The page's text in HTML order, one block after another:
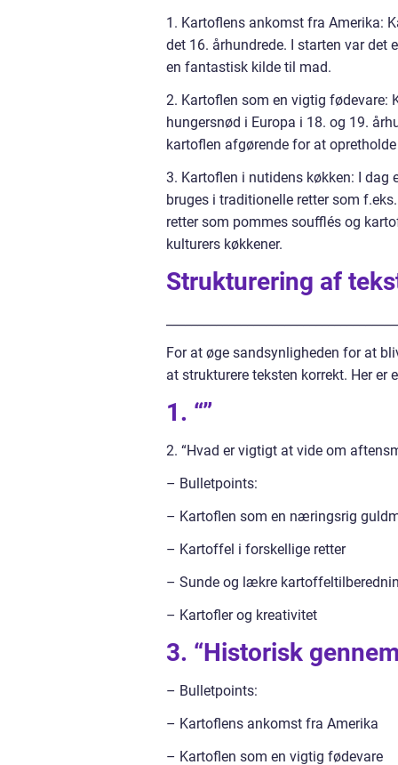
1. Kartoflens ankomst fra Amerika:
det 16. århundrede. I starten var
en fantastisk kilde til mad.
2. Kartoflen som en vigtig
hungersnød i Europa i 18. og 19.
kartoflen afgørende for at
3. Kartoflen i nutidens køkken: I dag
bruges i traditionelle retter som
retter som pommes soufflés og
kulturers køkkener.
Strukturering af
For at øge sandsynligheden for at
at strukturere teksten korrekt. Her er
1. “”
2. “Hvad er vigtigt at vide om
– Bulletpoints:
– Kartoflen som en næringsrig
– Kartoffel i forskellige retter
– Sunde og lækre
– Kartofler og kreativitet
3. “Historisk
– Bulletpoints:
– Kartoflens ankomst fra Amerika
– Kartoflen som en vigtig fødevare